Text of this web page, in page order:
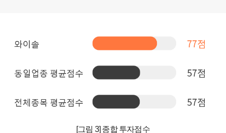
[그림 3] 종합 투자점수